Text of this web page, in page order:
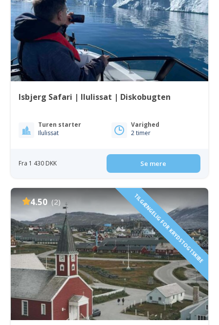
Isbjerg Safari | Ilulissat | Diskobugten
Turen starter
Ilulissat
Varighed
2 timer
Fra 1 430 DKK Se mere
4.50 (2) TILGÆNGELIG FOR KRYDSTOGTSKIBE